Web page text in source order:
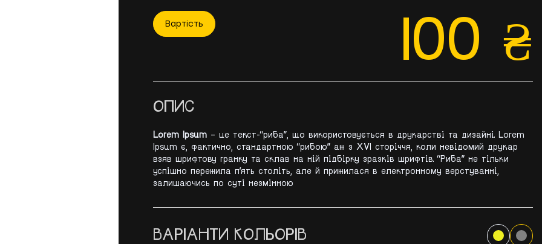
Вартість 100 ₴
ОПИС
Lorem Ipsum– це текст-“риба”, що використовується в друкарстві та дизайні. Lorem
Ipsum є, фактично, стандартною “рибою” аж з XVI сторіччя, коли невідомий друкар
взяв шрифтову гранку та склав на ній підбірку зразків шрифтів. “Риба” не тільки
успішно пережила п’ять століть, але й прижилася в електронному верстуванні,
залишаючись по суті незмінною
ВАРІАНТИ КОЛЬОРІВ